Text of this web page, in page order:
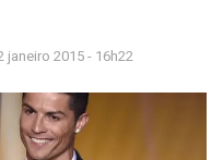
janeiro 2015 - 16h22